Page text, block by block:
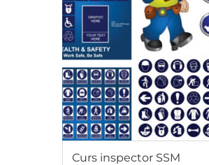
Curs inspector SSM